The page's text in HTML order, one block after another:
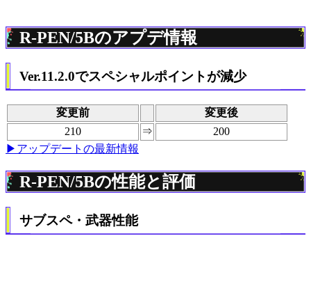
R-PEN/5Bのアプデ情報
Ver.11.2.0でスペシャルポイントが減少
変更前
変更後
210
⇒
200
▶アップデートの最新情報
R-PEN/5Bの性能と評価
サブスペ・武器性能